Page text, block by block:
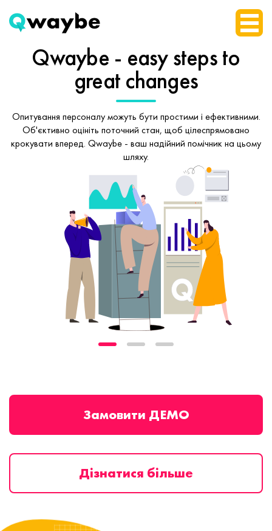
Qwaybe - easy stepsto
great changes
Опитування персоналу можуть бути простими і ефективними.
Об'єктивно оцініть поточний стан, щоб цілеспрямовано
крокувати вперед. Qwaybe - ваш надійний помічник на цьому
шляху.
Замовити ДЕМО
Дізнатися більше